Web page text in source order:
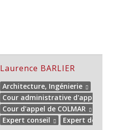
Laurence BARLIER
Architecture, Ingénierie
Cour administrative d'appel de
Cour d'appel de COLMAR
Expert conseil
Expert de